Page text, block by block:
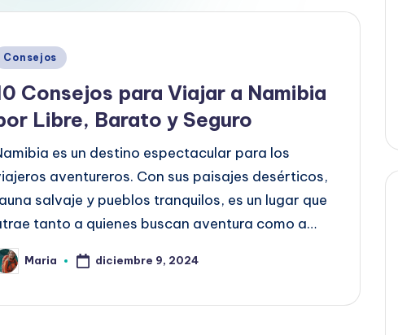
Consejos
Consejos para Viajar a Namibia
Libre, Barato y Seguro
es un destino espectacular para los
aventureros. Con sus paisajes desérticos,
salvaje y pueblos tranquilos, es un lugar que
tanto a quienes buscan aventura como a…
Maria diciembre 9, 2024